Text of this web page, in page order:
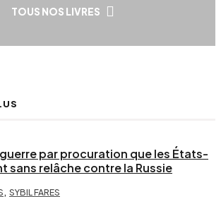
TOUS NOS LIVRES
par procuration que les États-
sans relâche contre la Russie
, SYBIL FARES